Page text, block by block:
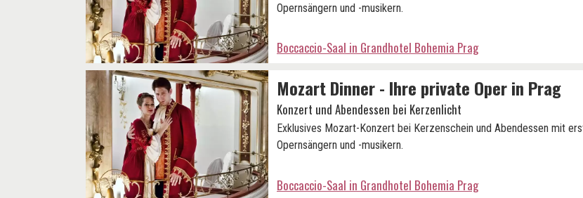
Opernsängern und -musikern.
Boccaccio-Saal in Grandhotel Bohemia Prag
Mozart Dinner - Ihre private Oper in Prag
Konzert und Abendessen bei Kerzenlicht
Exklusives Mozart-Konzert bei Kerzenschein und Abendessen mit
Opernsängern und -musikern.
Boccaccio-Saal in Grandhotel Bohemia Prag